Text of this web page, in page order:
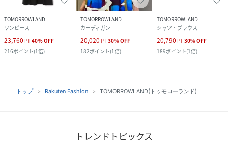
TOMORROWLAND
ワンピース
23,760 円 40%OFF
216ポイント(1倍)
TOMORROWLAND
カーディガン
20,020 円 30%OFF
182ポイント(1倍)
TOMORROWLAND
シャツ・ブラウス
20,790 円 30%OFF
189ポイント(1倍)
トップ Rakuten Fashion TOMORROWLAND(トゥモローランド)
トレンドトピックス